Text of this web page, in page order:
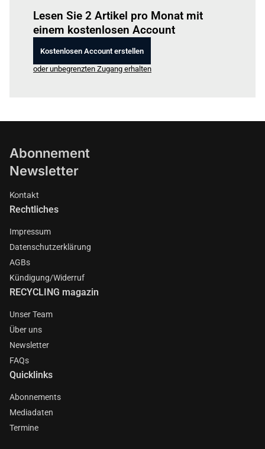
Lesen Sie 2 Artikel pro Monat mit
einem kostenlosen Account
Kostenlosen Account erstellen
oder unbegrenzten Zugang erhalten
Abonnement
Newsletter
Kontakt
Rechtliches
Impressum
Datenschutzerklärung
AGBs
Kündigung/Widerruf
RECYCLING magazin
Unser Team
Über uns
Newsletter
FAQs
Quicklinks
Abonnements
Mediadaten
Termine